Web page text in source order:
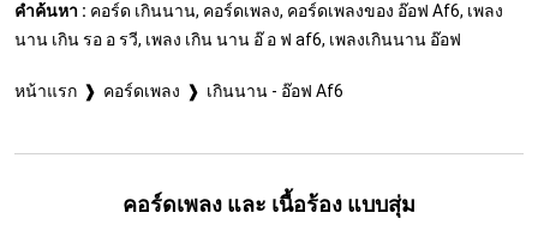
คำค้นหา : คอร์ด เกินนาน, คอร์ดเพลง, คอร์ดเพลงของ อ๊อฟ Af6, เพลง
นาน เกิน รอ อ รวี, เพลง เกิน นาน อ๊ อ ฟ af6, เพลงเกินนาน อ๊อฟ
หน้าแรก คอร์ดเพลง เกินนาน - อ๊อฟ Af6
คอร์ดเพลง และ เนื้อร้อง แบบสุ่ม